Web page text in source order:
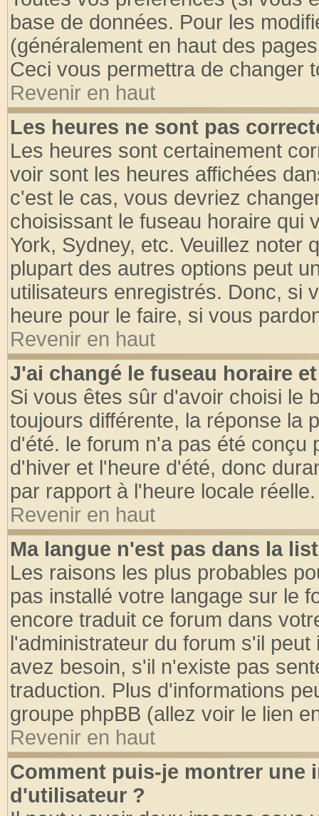
base de données. Pour les
(généralement en haut des
Ceci vous permettra de changer
Revenir en haut
Les heures ne sont pas
Les heures sont certainement
voir sont les heures affichées
c'est le cas, vous devriez
choisissant le fuseau horaire qui
York, Sydney, etc. Veuillez noter
plupart des autres options peut
utilisateurs enregistrés. Donc, si
heure pour le faire, si vous
Revenir en haut
J'ai changé le fuseau horaire
Si vous êtes sûr d'avoir choisi le
toujours différente, la réponse la
d'été. le forum n'a pas été conçu
d'hiver et l'heure d'été, donc
par rapport à l'heure locale réelle.
Revenir en haut
Ma langue n'est pas dans la
Les raisons les plus probables
pas installé votre langage sur le
encore traduit ce forum dans
l'administrateur du forum s'il
avez besoin, s'il n'existe pas
traduction. Plus d'informations
groupe phpBB (allez voir le lien
Revenir en haut
Comment puis-je montrer une
d'utilisateur ?